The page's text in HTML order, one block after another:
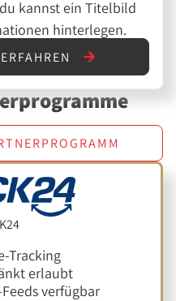
kannst ein Titelbild
hinterlegen.
Tracking
erlaubt
verfügbar